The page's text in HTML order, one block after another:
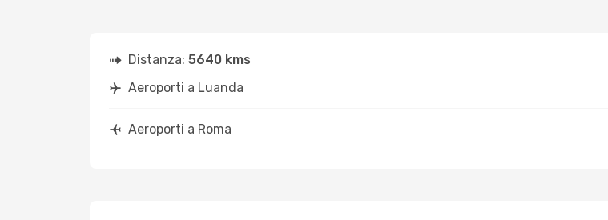
Distanza: 5640 kms
Aeroporti a Luanda
Aeroporti a Roma